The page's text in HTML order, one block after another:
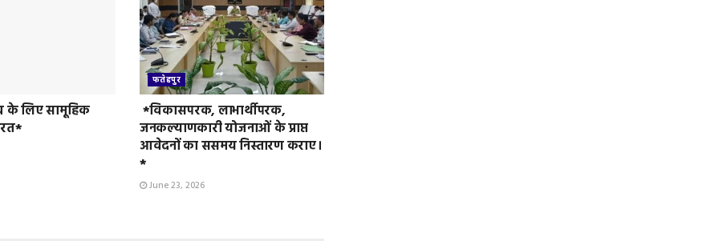
के लिए सामूहिक
फतेहपुर
*विकासपरक, लाभार्थीपरक,
जनकल्याणकारी योजनाओं के प्राप्त
आवेदनों का ससमय निस्तारण कराए।
*
June 23, 2026